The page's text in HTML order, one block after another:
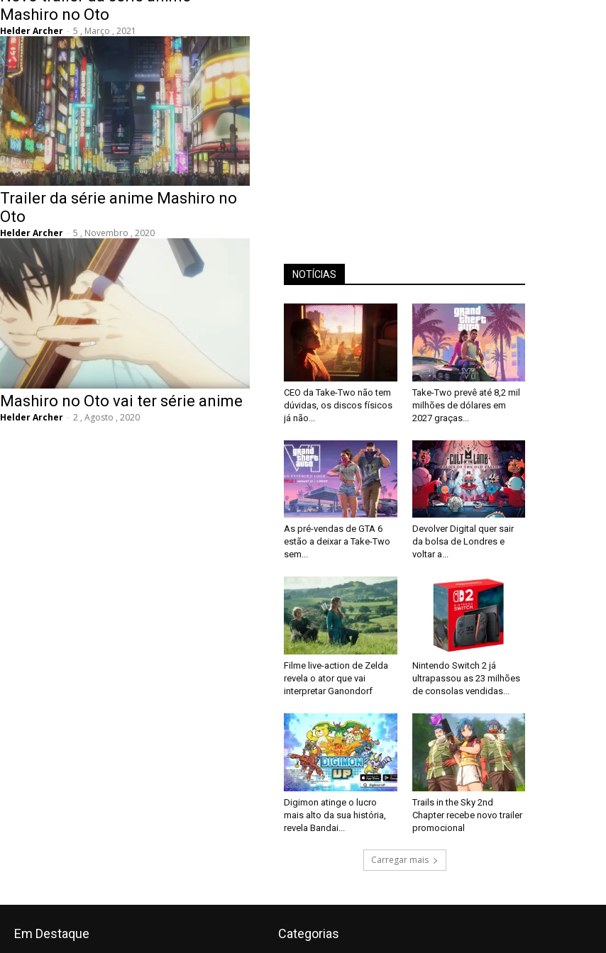
Mashiro no Oto
Helder Archer - 5 , Março , 2021
Trailer da série anime Mashiro no
Oto
Helder Archer - 5 , Novembro , 2020
Mashiro no Oto vai ter série anime
Helder Archer - 2 , Agosto , 2020
NOTÍCIAS
CEO da Take-Two não tem
dúvidas, os discos físicos
já não...
Take-Two prevê até 8,2 mil
milhões de dólares em
2027 graças...
As pré-vendas de GTA 6
estão a deixar a Take-Two
sem...
Devolver Digital quer sair
da bolsa de Londres e
voltar a...
Filme live-action de Zelda
revela o ator que vai
interpretar Ganondorf
Nintendo Switch 2 já
ultrapassou as 23 milhões
de consolas vendidas...
Digimon atinge o lucro
mais alto da sua história,
revela Bandai...
Trails in the Sky 2nd
Chapter recebe novo trailer
promocional
Carregar mais
Em Destaque Categorias